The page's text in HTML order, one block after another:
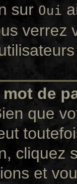
sur Oui
verrez
mot de
que
cliquez
et